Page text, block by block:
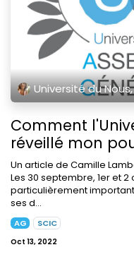
Université du
Comment
réveillé mon
Un article de Camille
Les 30 septembre, 1er et
particulièrement important
ses d...
AG SCIC
Oct 13, 2022